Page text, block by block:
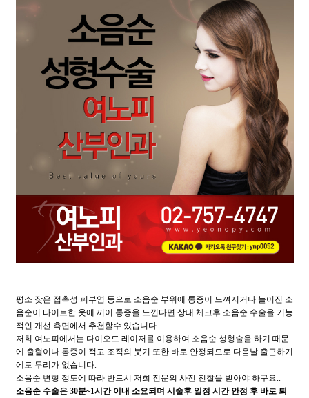
평소 잦은 접촉성 피부염 등으로 소음순 부위에 통증이 느껴지거나 늘어진 소
음순이 타이트한 옷에 끼어 통증을 느낀다면 상태 체크후 소음순 수술을 기능
적인 개선 측면에서 추천할수 있습니다.
저희 여노피에서는 다이오드 레이저를 이용하여 소음순 성형술을 하기 때문
에 출혈이나 통증이 적고 조직의 붓기 또한 바로 안정되므로 다음날 출근하기
에도 무리가 없습니다.
소음순 변형 정도에 따라 반드시 저희 전문의 사전 진찰을 받아야 하구요..
소음순 수술은 30분~1시간 이내 소요되며 시술후 일정 시간 안정 후 바로 퇴